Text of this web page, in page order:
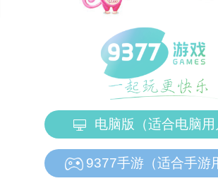
电脑版（适合电脑用
9377手游（适合手游